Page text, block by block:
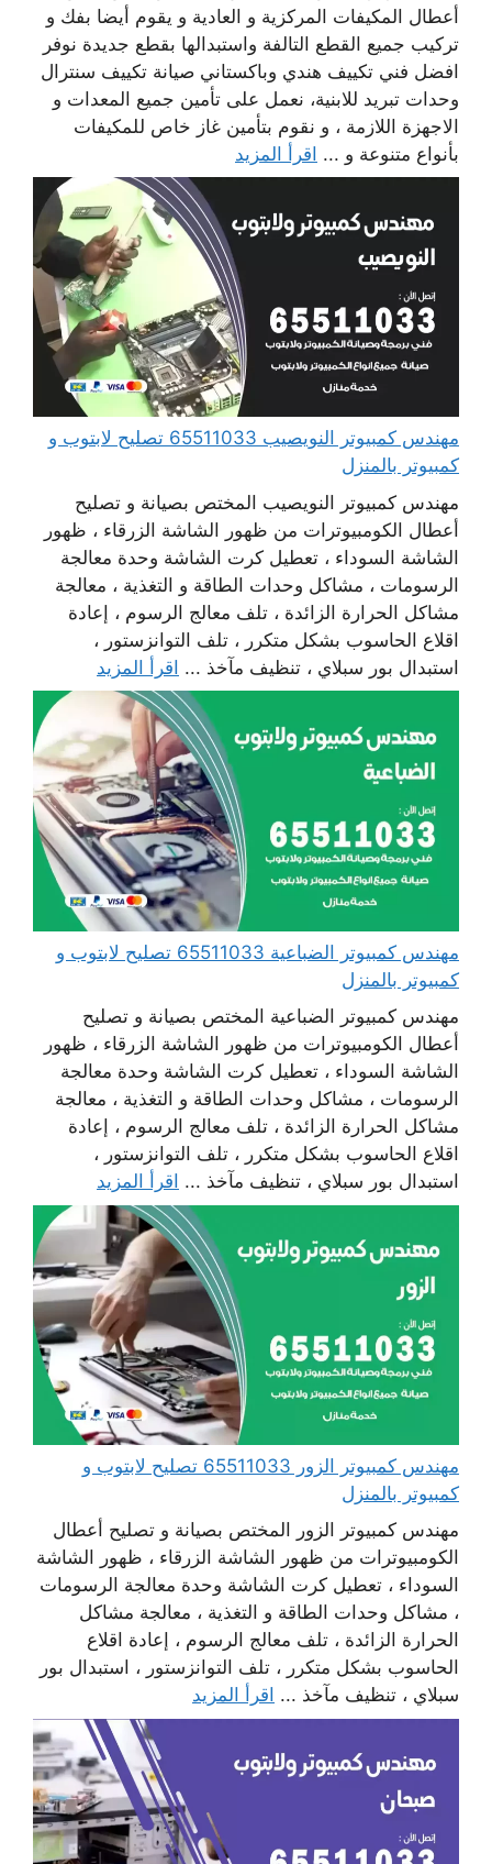
أعطال المكيفات المركزية و العادية و يقوم أيضا بفك و
تركيب جميع القطع التالفة واستبدالها بقطع جديدة نوفر
افضل فني تكييف هندي وباكستاني صيانة تكييف سنترال
وحدات تبريد للابنية، نعمل على تأمين جميع المعدات و
الاجهزة اللازمة ، و نقوم بتأمين غاز خاص للمكيفات
بأنواع متنوعة و ... اقرأ المزيد
مهندس كمبيوتر النويصيب 65511033 تصليح لابتوب و
كمبيوتر بالمنزل
مهندس كمبيوتر النويصيب المختص بصيانة و تصليح
أعطال الكومبيوترات من ظهور الشاشة الزرقاء ، ظهور
الشاشة السوداء ، تعطيل كرت الشاشة وحدة معالجة
الرسومات ، مشاكل وحدات الطاقة و التغذية ، معالجة
مشاكل الحرارة الزائدة ، تلف معالج الرسوم ، إعادة
اقلاع الحاسوب بشكل متكرر ، تلف التوانزستور ،
استبدال بور سبلاي ، تنظيف مآخذ ... اقرأ المزيد
مهندس كمبيوتر الضباعية 65511033 تصليح لابتوب و
كمبيوتر بالمنزل
مهندس كمبيوتر الضباعية المختص بصيانة و تصليح
أعطال الكومبيوترات من ظهور الشاشة الزرقاء ، ظهور
الشاشة السوداء ، تعطيل كرت الشاشة وحدة معالجة
الرسومات ، مشاكل وحدات الطاقة و التغذية ، معالجة
مشاكل الحرارة الزائدة ، تلف معالج الرسوم ، إعادة
اقلاع الحاسوب بشكل متكرر ، تلف التوانزستور ،
استبدال بور سبلاي ، تنظيف مآخذ ... اقرأ المزيد
مهندس كمبيوتر الزور 65511033 تصليح لابتوب و
كمبيوتر بالمنزل
مهندس كمبيوتر الزور المختص بصيانة و تصليح أعطال
الكومبيوترات من ظهور الشاشة الزرقاء ، ظهور الشاشة
السوداء ، تعطيل كرت الشاشة وحدة معالجة الرسومات
، مشاكل وحدات الطاقة و التغذية ، معالجة مشاكل
الحرارة الزائدة ، تلف معالج الرسوم ، إعادة اقلاع
الحاسوب بشكل متكرر ، تلف التوانزستور ، استبدال بور
سبلاي ، تنظيف مآخذ ... اقرأ المزيد